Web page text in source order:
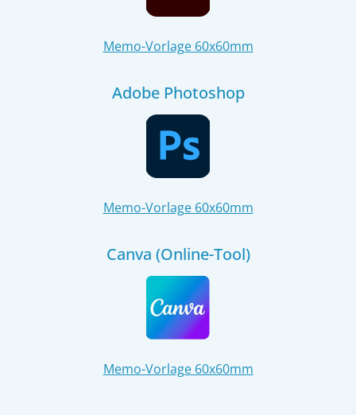
Memo-Vorlage 60x60mm
Adobe Photoshop
Memo-Vorlage 60x60mm
Canva (Online-Tool)
Memo-Vorlage 60x60mm